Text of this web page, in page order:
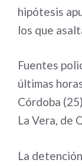
hipótesis
los que
Fuentes
últimas
Córdoba
La Vera, de
La